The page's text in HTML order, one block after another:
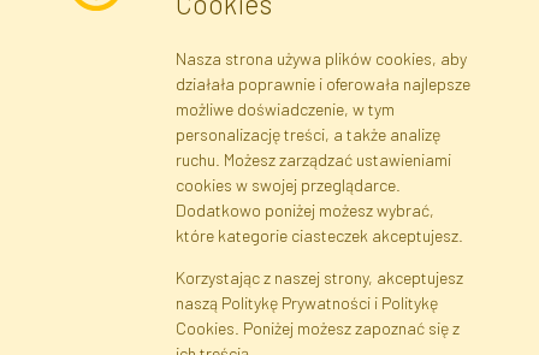
Zapisz się
Dane rejestrowe Regulamin
Polityka Prywatności
Pomoc
Mapa serwisu
Cookies Język
Nasza strona używa plików cookies, aby
działała poprawnie i oferowała najlepsze
możliwe doświadczenie, w tym
personalizację treści, a także analizę
ruchu. Możesz zarządzać ustawieniami
cookies w swojej przeglądarce.
Dodatkowo poniżej możesz wybrać,
które kategorie ciasteczek akceptujesz.
Korzystając z naszej strony, akceptujesz
naszą Politykę Prywatności i Politykę
Cookies. Poniżej możesz zapoznać się z